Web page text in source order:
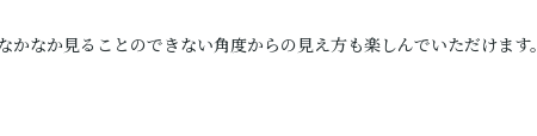
かなか見ることのできない角度からの見え方も楽しんでいただけます。